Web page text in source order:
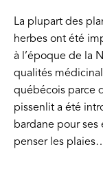
La plupart des
herbes ont été
à l’époque de la
qualités
québécois parce
pissenlit a été
bardane pour
penser les